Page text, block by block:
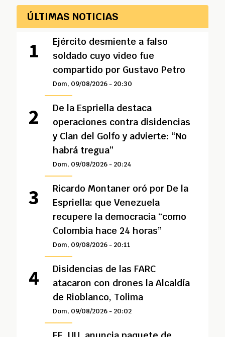
ÚLTIMAS NOTICIAS
Ejército desmiente a falso
soldado cuyo video fue
compartido por Gustavo Petro
Dom, 09/08/2026 - 20:30
De la Espriella destaca
operaciones contra disidencias
y Clan del Golfo y advierte: “No
habrá tregua”
Dom, 09/08/2026 - 20:24
Ricardo Montaner oró por De la
Espriella: que Venezuela
recupere la democracia “como
Colombia hace 24 horas”
Dom, 09/08/2026 - 20:11
Disidencias de las FARC
atacaron con drones la Alcaldía
de Rioblanco, Tolima
Dom, 09/08/2026 - 20:02